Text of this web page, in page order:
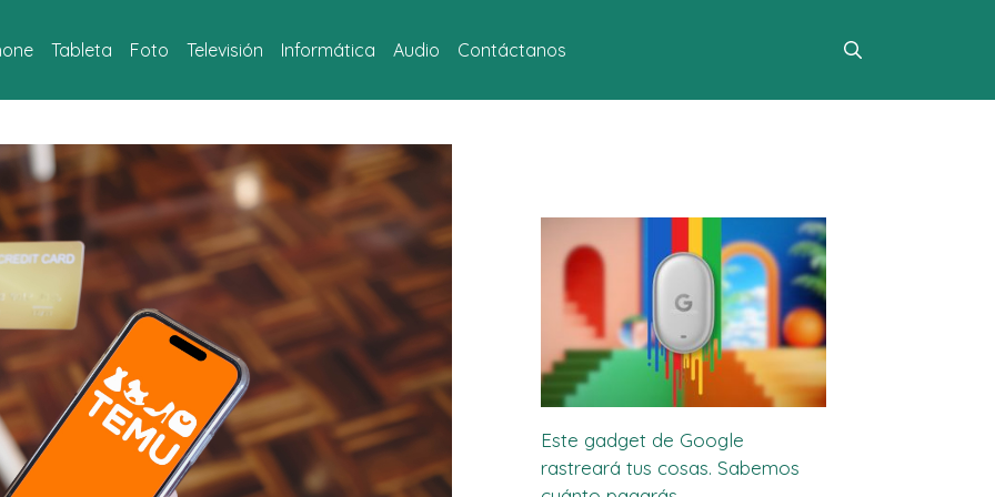
Tableta Foto Televisión Informática Audio Contáctanos
Este gadget de Google
rastreará tus cosas. Sabemos